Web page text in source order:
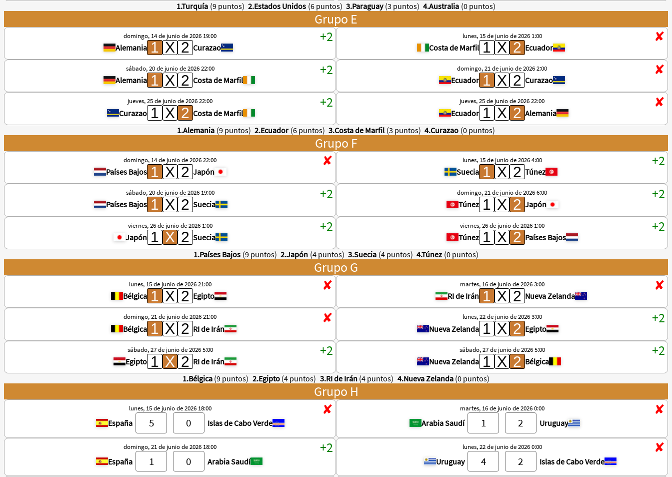
1.Turquía (9 puntos) 2.Estados Unidos (6 puntos) 3.Paraguay (3 puntos) 4.Australia (0 puntos)
Grupo E
domingo, 14 de junio de 2026 19:00
Alemania Curazao
lunes, 15 de junio de 2026 1:00
Costa de Marfil Ecuador
sábado, 20 de junio de 2026 22:00
Alemania Costa de Marfil
domingo, 21 de junio de 2026 2:00
Ecuador Curazao
jueves, 25 de junio de 2026 22:00
Curazao Costa de Marfil
jueves, 25 de junio de 2026 22:00
Ecuador
Alemania
1.Alemania (9 puntos) 2.Ecuador (6 puntos) 3.Costa de Marfil (3 puntos) 4.Curazao (0 puntos)
Grupo F
domingo, 14 de junio de 2026 22:00
Países Bajos Japón
lunes, 15 de junio de 2026 4:00
Suecia Túnez
sábado, 20 de junio de 2026 19:00
Países Bajos Suecia
domingo, 21 de junio de 2026 6:00
Túnez Japón
viernes, 26 de junio de 2026 1:00
Japón Suecia
viernes, 26 de junio de 2026 1:00
Túnez
Países Bajos
1.Países Bajos (9 puntos) 2.Japón (4 puntos) 3.Suecia (4 puntos) 4.Túnez (0 puntos)
Grupo G
lunes, 15 de junio de 2026 21:00
Bélgica Egipto
martes, 16 de junio de 2026 3:00
RI de Irán Nueva Zelanda
domingo, 21 de junio de 2026 21:00
Bélgica RI de Irán
lunes, 22 de junio de 2026 3:00
Nueva Zelanda Egipto
sábado, 27 de junio de 2026 5:00
Egipto RI de Irán
sábado, 27 de junio de 2026 5:00
Nueva Zelanda
Bélgica
1.Bélgica (9 puntos) 2.Egipto (4 puntos) 3.RI de Irán (4 puntos) 4.Nueva Zelanda (0 puntos)
Grupo H
lunes, 15 de junio de 2026 18:00
España Islas de Cabo Verde
martes, 16 de junio de 2026 0:00
Arabia Saudí Uruguay
domingo, 21 de junio de 2026 18:00
España Arabia Saudí
lunes, 22 de junio de 2026 0:00
Uruguay Islas de Cabo Verde